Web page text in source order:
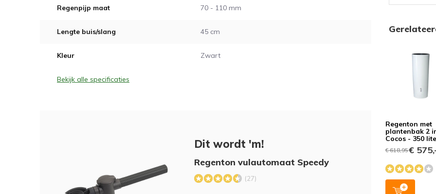
Regenpijp maat 70 - 110 mm
Lengte buis/slang 45 cm
Kleur Zwart
Bekijk alle specificaties
Dit wordt 'm!
Regenton vulautomaat Speedy
(27)
In eerste
Mooi
want ik
kast
minuten. :-)
Regenton met
plantenbak 2
Cocos - 350
€ 618,95€